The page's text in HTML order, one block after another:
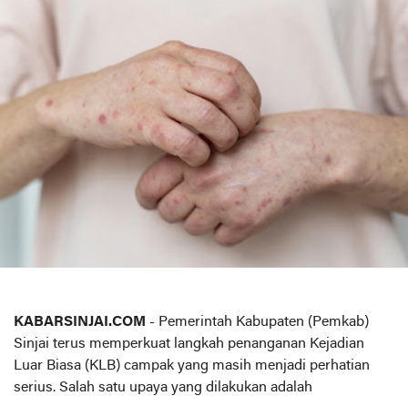
KABARSINJAI.COM - Pemerintah Kabupaten (Pemkab)
Sinjai terus memperkuat langkah penanganan Kejadian
Luar Biasa (KLB) campak yang masih menjadi perhatian
serius. Salah satu upaya yang dilakukan adalah